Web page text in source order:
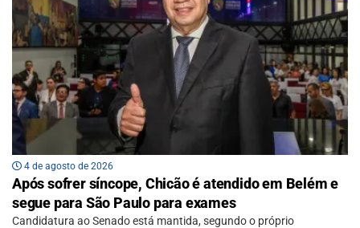
4 de agosto de 2026
Após sofrer síncope, Chicão é atendido em Belém e
segue para São Paulo para exames
Candidatura ao Senado está mantida, segundo o próprio